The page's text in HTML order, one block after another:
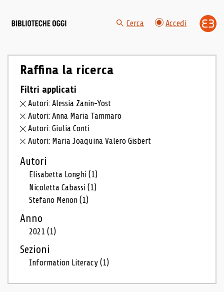
Cerca Accedi
Raffina la ricerca
Filtri applicati
Autori: Alessia Zanin-Yost
Autori: Anna Maria Tammaro
Autori: Giulia Conti
Autori: Maria Joaquina Valero Gisbert
Autori
Elisabetta Longhi(1)
Nicoletta Cabassi(1)
Stefano Menon(1)
Anno
2021(1)
Sezioni
Information Literacy(1)